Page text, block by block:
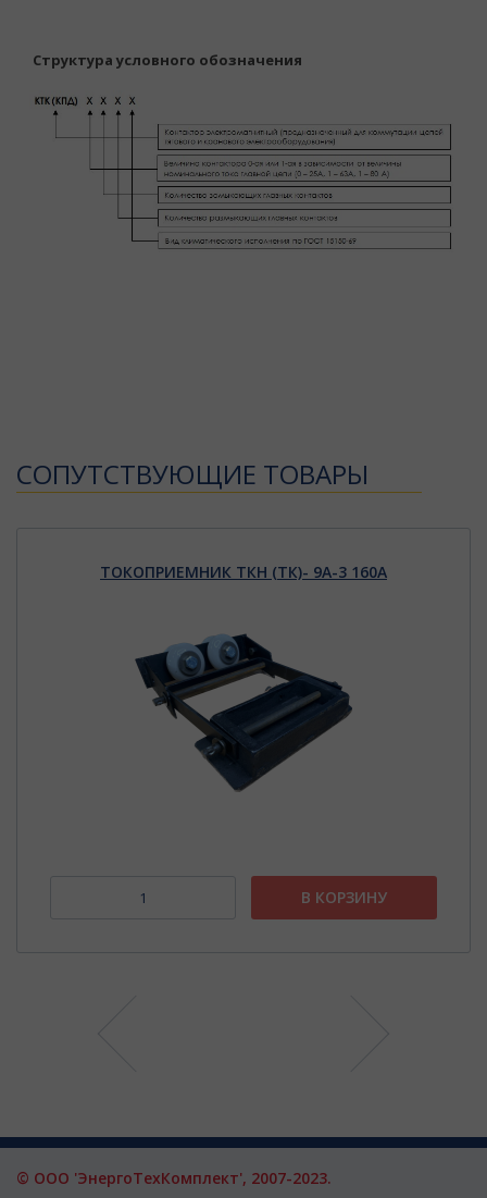
Структура условного обозначения
CОПУТСТВУЮЩИЕ ТОВАРЫ
ТОКОПРИЕМНИК ТКН (ТК)- 9А-3 160А
В КОРЗИНУ
© ООО 'ЭнергоТехКомплект', 2007-2023.